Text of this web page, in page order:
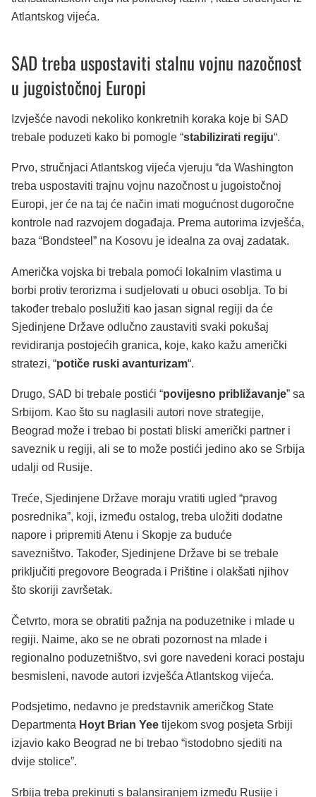
Atlantskog vijeća.
SAD treba uspostaviti stalnu vojnu nazočnost
u jugoistočnoj Europi
Izvješće navodi nekoliko konkretnih koraka koje bi SAD
trebale poduzeti kako bi pomogle “stabilizirati regiju“.
Prvo, stručnjaci Atlantskog vijeća vjeruju “da Washington
treba uspostaviti trajnu vojnu nazočnost u jugoistočnoj
Europi, jer će na taj će način imati mogućnost dugoročne
kontrole nad razvojem događaja. Prema autorima izvješća,
baza “Bondsteel” na Kosovu je idealna za ovaj zadatak.
Američka vojska bi trebala pomoći lokalnim vlastima u
borbi protiv terorizma i sudjelovati u obuci osoblja. To bi
također trebalo poslužiti kao jasan signal regiji da će
Sjedinjene Države odlučno zaustaviti svaki pokušaj
revidiranja postojećih granica, koje, kako kažu američki
stratezi, “potiče ruski avanturizam“.
Drugo, SAD bi trebale postići “povijesno približavanje” sa
Srbijom. Kao što su naglasili autori nove strategije,
Beograd može i trebao bi postati bliski američki partner i
saveznik u regiji, ali se to može postići jedino ako se Srbija
udalji od Rusije.
Treće, Sjedinjene Države moraju vratiti ugled “pravog
posrednika”, koji, između ostalog, treba uložiti dodatne
napore i pripremiti Atenu i Skopje za buduće
savezništvo. Također, Sjedinjene Države bi se trebale
priključiti pregovore Beograda i Prištine i olakšati njihov
što skoriji završetak.
Četvrto, mora se obratiti pažnja na poduzetnike i mlade u
regiji. Naime, ako se ne obrati pozornost na mlade i
regionalno poduzetništvo, svi gore navedeni koraci postaju
besmisleni, navode autori izvješća Atlantskog vijeća.
Podsjetimo, nedavno je predstavnik američkog State
Departmenta Hoyt Brian Yee tijekom svog posjeta Srbiji
izjavio kako Beograd ne bi trebao “istodobno sjediti na
dvije stolice”.
Srbija treba prekinuti s balansiranjem između Rusije i